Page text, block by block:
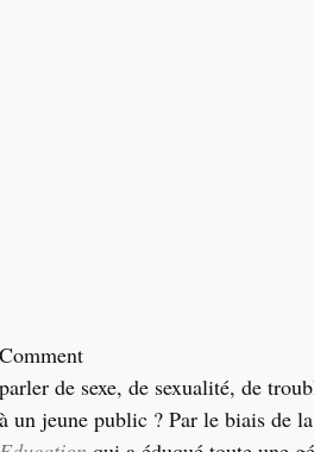
Comment
parler de sexe, de sexualité, de
à un jeune public ? Par le biais de